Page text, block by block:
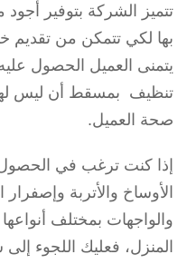
تتميز الشركة بتوفير أجود
بها لكي تتمكن من تقديم
يتمنى العميل الحصول
تنظيف بمسقط أن ليس لها
صحة العميل.
إذا كنت ترغب في
الأوساخ والأتربة
والواجهات بمختلف
المنزل، فعليك اللجوء